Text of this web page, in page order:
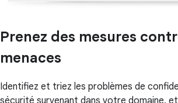
Prenez des mesures
menaces
Identifiez et triez les problèmes de